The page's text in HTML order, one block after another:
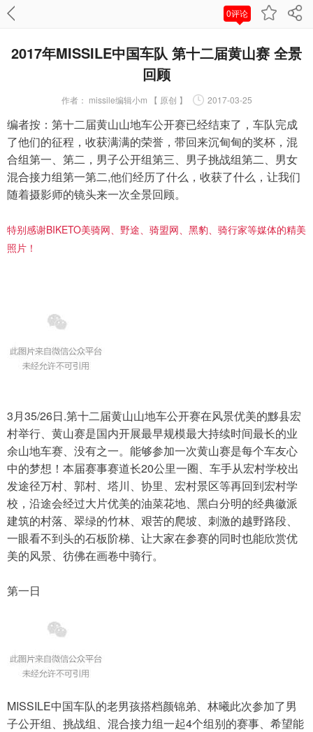
0评论
2017年MISSILE中国车队 第十二届黄山赛 全景
回顾
作者： missile编辑小m 【 原创 】 2017-03-25
编者按： 第十二届黄山山地车公开赛已经结束了，车队完成
了他们的征程，收获满满的荣誉，带回来沉甸甸的奖杯， 混
合组第一、第二，男子公开组第三、男子挑战组第二、男女
混合接力组第一第二,他们经历了什么，收获了什么，让我们
随着摄影师的镜头来一次全景回顾。
特别感谢BIKETO美骑网、野途、骑盟网、黑豹、骑行家等媒体的精美
照片！
3月35/26日.第十二届黄山山地车公开赛在风景优美的黟县宏
村举行、黄山赛是国内开展最早规模最大持续时间最长的业
余山地车赛、没有之一。能够参加一次黄山赛是每个车友心
中的梦想！本届赛事赛道长20公里一圈、车手从宏村学校出
发途径万村、郭村、塔川、协里、宏村景区等再回到宏村学
校，沿途会经过大片优美的油菜花地、黑白分明的经典徽派
建筑的村落、翠绿的竹林、艰苦的爬坡、刺激的越野路段、
一眼看不到头的石板阶梯、让大家在参赛的同时也能欣赏优
美的风景、彷佛在画卷中骑行。
第一日
MISSILE中国车队的老男孩搭档颜锦弟、林曦此次参加了男
子公开组、挑战组、混合接力组一起4个组别的赛事、希望能